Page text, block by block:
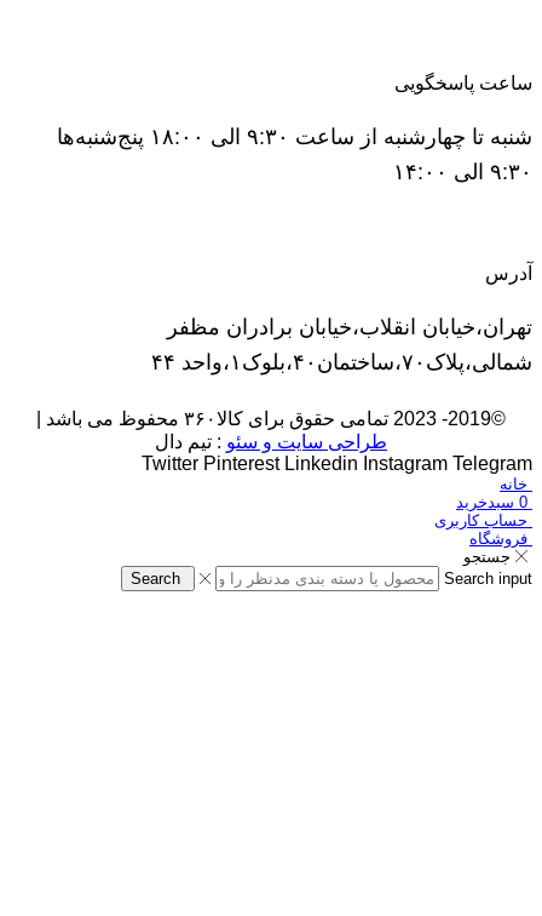
ساعت پاسخگویی
شنبه تا چهارشنبه از ساعت ۹:۳۰ الی ۱۸:۰۰ پنج‌شنبه‌ها
۹:۳۰ الی ۱۴:۰۰
آدرس
تهران،خیابان انقلاب،خیابان برادران مظفر
شمالی،پلاک۷۰،ساختمان۴۰،بلوک۱،واحد ۴۴
©2019- 2023 تمامی حقوق برای کالا۳۶۰ محفوظ می باشد |
طراحی سایت و سئو : تیم دال
Twitter Pinterest Linkedin Instagram Telegram
خانه
0 سبدخرید
حساب کاربری
فروشگاه
جستجو
Search input
Search